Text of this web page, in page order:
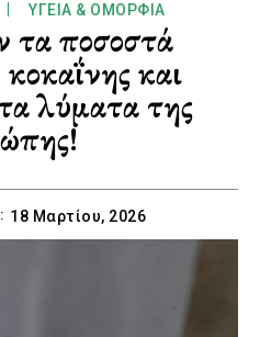
ΥΓΕΊΑ & ΟΜΟΡΦΙΆ
τα ποσοστά
και
λύματα της
18 Μαρτίου, 2026